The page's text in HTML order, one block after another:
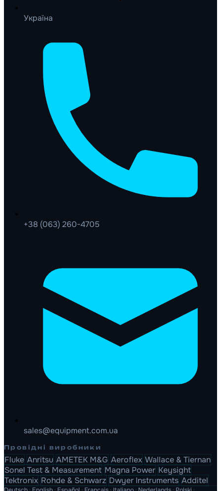
Україна
+38 (063) 260-4705
sales@equipment.com.ua
Провідні виробники
Fluke Anritsu AMETEK M&G Aeroflex Wallace & Tiernan
Sonel Test & Measurement Magna Power Keysight
Tektronix Rohde & Schwarz Dwyer Instruments Additel